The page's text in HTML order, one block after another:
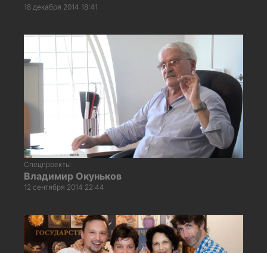
18 декабря 2014 18:41
Спецпроекты
Владимир Окуньков
12 сентября 2014 22:44